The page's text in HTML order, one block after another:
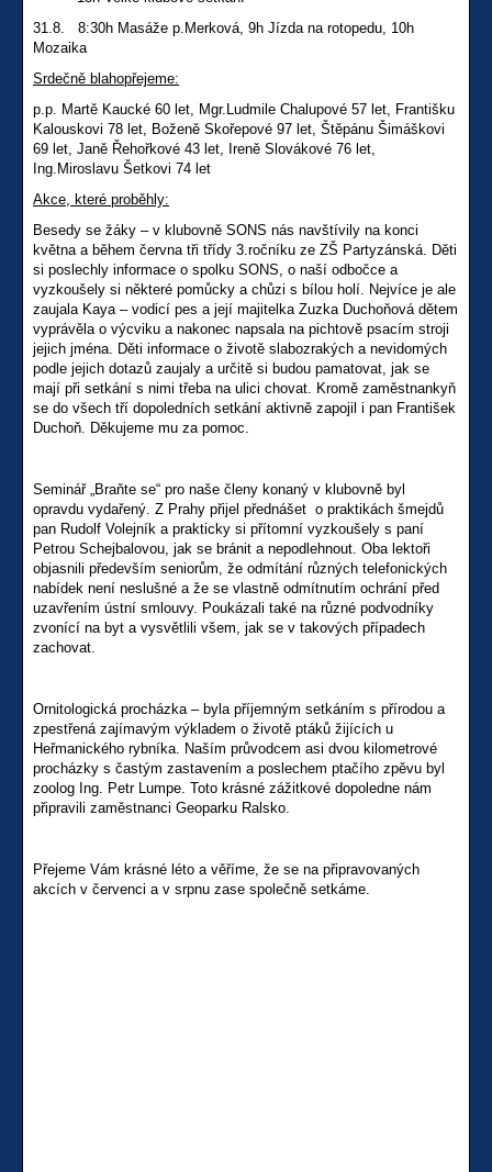
31.8. 8:30h Masáže p.Merková, 9h Jízda na rotopedu, 10h
Mozaika
Srdečně blahopřejeme:
p.p. Martě Kaucké 60 let, Mgr.Ludmile Chalupové 57 let, Františku
Kalouskovi 78 let, Boženě Skořepové 97 let, Štěpánu Šimáškovi
69 let, Janě Řehořkové 43 let, Ireně Slovákové 76 let,
Ing.Miroslavu Šetkovi 74 let
Akce, které proběhly:
Besedy se žáky – v klubovně SONS nás navštívily na konci
května a během června tři třídy 3.ročníku ze ZŠ Partyzánská. Děti
si poslechly informace o spolku SONS, o naší odbočce a
vyzkoušely si některé pomůcky a chůzi s bílou holí. Nejvíce je ale
zaujala Kaya – vodicí pes a její majitelka Zuzka Duchoňová dětem
vyprávěla o výcviku a nakonec napsala na pichtově psacím stroji
jejich jména. Děti informace o životě slabozrakých a nevidomých
podle jejich dotazů zaujaly a určitě si budou pamatovat, jak se
mají při setkání s nimi třeba na ulici chovat. Kromě zaměstnankyň
se do všech tří dopoledních setkání aktivně zapojil i pan František
Duchoň. Děkujeme mu za pomoc.
Seminář „Braňte se“ pro naše členy konaný v klubovně byl
opravdu vydařený. Z Prahy přijel přednášet o praktikách šmejdů
pan Rudolf Volejník a prakticky si přítomní vyzkoušely s paní
Petrou Schejbalovou, jak se bránit a nepodlehnout. Oba lektoři
objasnili především seniorům, že odmítání různých telefonických
nabídek není neslušné a že se vlastně odmítnutím ochrání před
uzavřením ústní smlouvy. Poukázali také na různé podvodníky
zvonící na byt a vysvětlili všem, jak se v takových případech
zachovat.
Ornitologická procházka – byla příjemným setkáním s přírodou a
zpestřená zajímavým výkladem o životě ptáků žijících u
Heřmanického rybníka. Naším průvodcem asi dvou kilometrové
procházky s častým zastavením a poslechem ptačího zpěvu byl
zoolog Ing. Petr Lumpe. Toto krásné zážitkové dopoledne nám
připravili zaměstnanci Geoparku Ralsko.
Přejeme Vám krásné léto a věříme, že se na připravovaných
akcích v červenci a v srpnu zase společně setkáme.